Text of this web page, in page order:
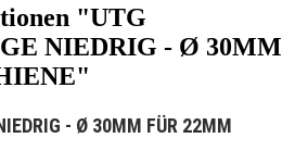
"UTG
NIEDRIG - Ø 30MM
- Ø 30MM FÜR 22MM